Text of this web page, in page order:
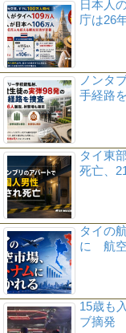
日本人
庁は26
ノンタ
手経路
タイ東
死亡、
タイの
に 航空
15歳も
ブ摘発